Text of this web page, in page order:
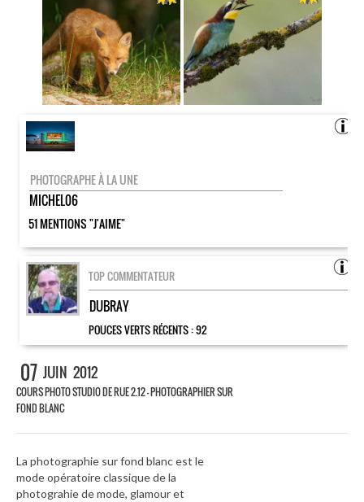
PHOTOGRAPHE À LA UNE
MICHEL06
51 MENTIONS "J'AIME"
TOP COMMENTATEUR
DUBRAY
POUCES VERTS RÉCENTS :92
07 JUIN 2012
COURS PHOTO STUDIO DE RUE 2.12 – PHOTOGRAPHIER SUR
FOND BLANC
La photographie sur fond blanc est le
mode opératoire classique de la
photograhie de mode, glamour et